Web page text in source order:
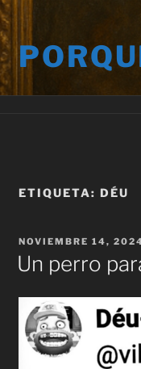
ETIQUETA: DÉU
PUBLICADO
EL
NOVIEMBRE 14,
Un perro